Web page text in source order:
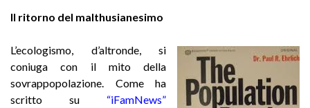
Il ritorno del malthusianesimo
L’ecologismo, d’altronde, si
coniuga con il mito della
sovrappopolazione. Come ha
scritto su
“iFamNews”